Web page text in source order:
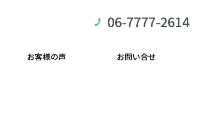
06-7777-2614
お客様の声 お問い合せ